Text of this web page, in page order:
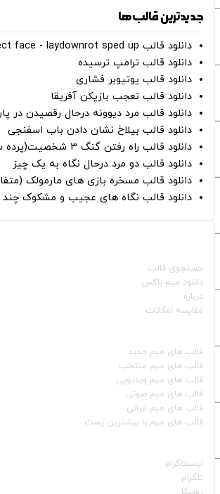
جدیدترین قالب‌ها
دانلود قالب perfect face - laydownrot sped up
دانلود قالب ترامپ ترسیده
دانلود قالب یوتیوبر فشاری
دانلود قالب تعجب بازیکن آفریقا
دانلود قالب مرد دیوونه درحال رقصیدن در
دانلود قالب بیلاخ نشان دادن باب اسفنجی
دانلود قالب راه رفتن گنگ ۳ شخصیت(پرده سبز)
دانلود قالب دو مرد درحال نگاه به یک چیز
دانلود قالب مسخره بازی های مارمولک
دانلود قالب نگاه های عجیب و مشکوک چند
جستجوی قالب
دانلود میم باکس
درباره
مقایسه امکانات
قالب‌ های میم جدید
قالب‌ های میم منتخب
قالب‌ های میم ویدیویی
قالب‌ های میم صوتی
قالب‌ های میم ایرانی
قالب‌ های میم با بیشترین پست
اینستاگرام
تلگرام